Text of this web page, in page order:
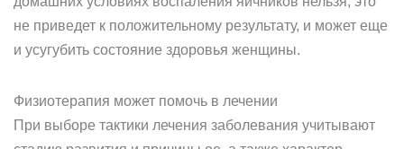
не приведет к положительному результату, и может еще
и усугубить состояние здоровья женщины.
Физиотерапия может помочь в лечении
При выборе тактики лечения заболевания учитывают